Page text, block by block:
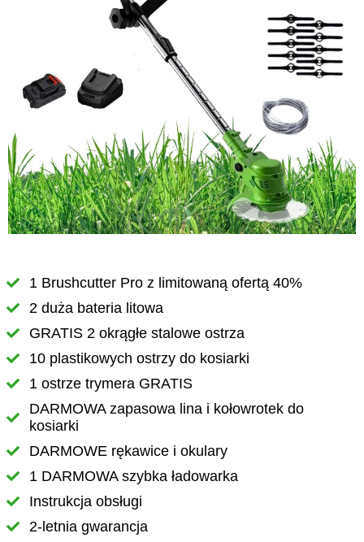
1 Brushcutter Pro z limitowaną ofertą 40%
2 duża bateria litowa
GRATIS 2 okrągłe stalowe ostrza
10 plastikowych ostrzy do kosiarki
1 ostrze trymera GRATIS
DARMOWA zapasowa lina i kołowrotek do
kosiarki
DARMOWE rękawice i okulary
1 DARMOWA szybka ładowarka
Instrukcja obsługi
2-letnia gwarancja